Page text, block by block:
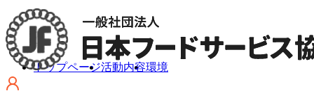
トップページ活動内容環境